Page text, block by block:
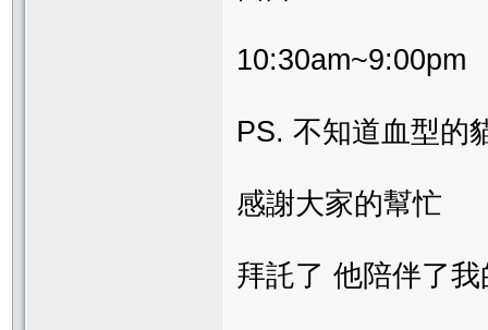
10:30am~9:00pm
PS. 不知道血型的
感謝大家的幫忙
拜託了 他陪伴了